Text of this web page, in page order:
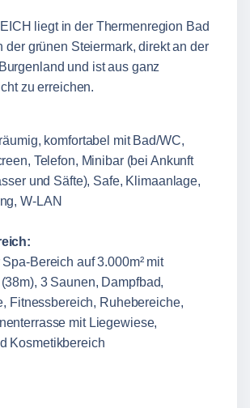
liegt in der Thermenregion Bad
der grünen Steiermark, direkt an der
und ist aus ganz
zu erreichen.
komfortabel mit Bad/WC,
Telefon, Minibar (bei Ankunft
und Säfte), Safe, Klimaanlage,
W-LAN
Bereich auf 3.000m² mit
3 Saunen, Dampfbad,
Fitnessbereich, Ruhebereiche,
mit Liegewiese,
Kosmetikbereich